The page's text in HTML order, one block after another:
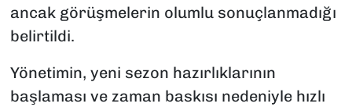
ancak görüşmelerin olumlu sonuçlanmadığı
belirtildi.
Yönetimin, yeni sezon hazırlıklarının
başlaması ve zaman baskısı nedeniyle hızlı